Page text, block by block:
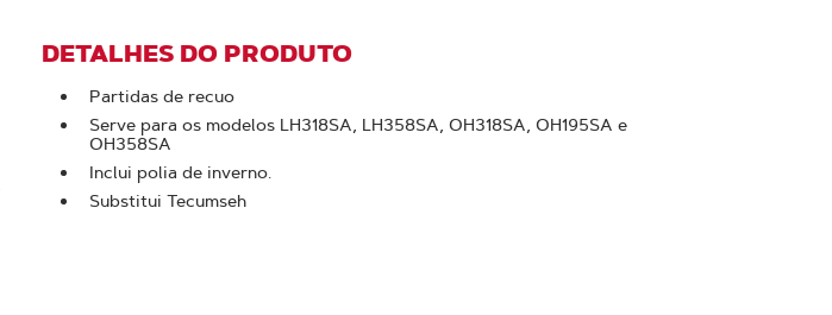
DETALHES DO PRODUTO
Partidas de recuo
Serve para os modelos LH318SA, LH358SA, OH318SA, OH195SA e
OH358SA
Inclui polia de inverno.
Substitui Tecumseh